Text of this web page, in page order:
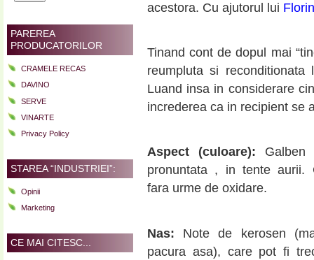
PAREREA
PRODUCATORILOR
CRAMELE RECAS
DAVINO
SERVE
VINARTE
Privacy Policy
STAREA “INDUSTRIEI”:
Opinii
Marketing
CE MAI CITESC...
acestora. Cu ajutorul lui Florin
Tinand cont de dopul mai
reumpluta si
Luand insa in considerare
increderea ca in recipient se
Aspect (culoare): Galben
pronuntata , in tente aurii.
fara urme de oxidare.
Nas: Note de kerosen
pacura asa), care pot fi